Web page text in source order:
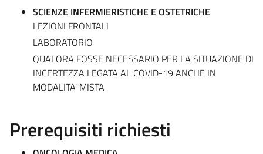
SCIENZE INFERMIERISTICHE E OSTETRICHE
LEZIONI FRONTALI
LABORATORIO
QUALORA FOSSE NECESSARIO PER LA SITUAZIONE DI
INCERTEZZA LEGATA AL COVID-19 ANCHE IN
MODALITA' MISTA
Prerequisiti richiesti